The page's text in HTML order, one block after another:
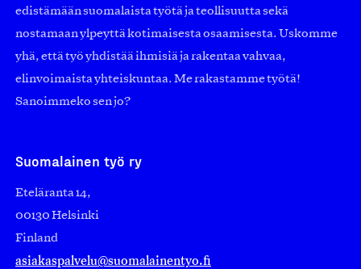
edistämään suomalaista työtä ja teollisuutta sekä
nostamaan ylpeyttä kotimaisesta osaamisesta. Uskomme
yhä, että työ yhdistää ihmisiä ja rakentaa vahvaa,
elinvoimaista yhteiskuntaa. Me rakastamme työtä!
Sanoimmeko sen jo?
Suomalainen työ ry
Eteläranta 14,
00130 Helsinki
Finland
asiakaspalvelu@suomalainentyo.fi